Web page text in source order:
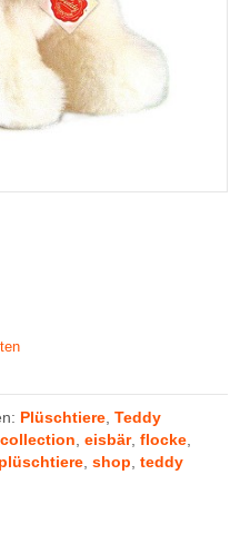
Plüschtiere Teddy
collection eisbär, flocke
plüschtiere shop teddy